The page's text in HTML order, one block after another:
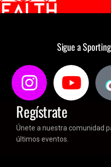
Sigue a
Regístrate
Únete a nuestra comunidad
últimos eventos.